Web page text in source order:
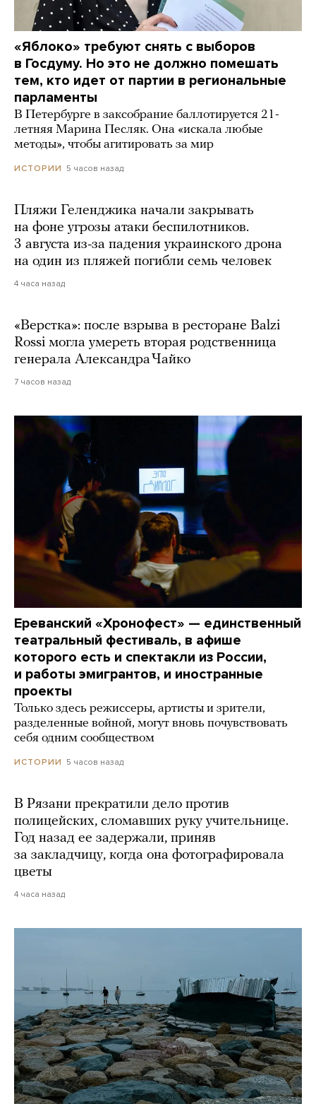
«Яблоко» требуют снять с выборов
в Госдуму. Но это не должно помешать
тем, кто идет от партии в региональные
парламенты
В Петербурге в заксобрание баллотируется 21-
летняя Марина Песляк. Она «искала любые
методы», чтобы агитировать за мир
ИСТОРИИ 5 часов назад
Пляжи Геленджика начали закрывать
на фоне угрозы атаки беспилотников.
3 августа из-за падения украинского дрона
на один из пляжей погибли семь человек
4 часа назад
«Верстка»: после взрыва в ресторане Balzi
Rossi могла умереть вторая родственница
генерала Александра Чайко
7 часов назад
Ереванский «Хронофест» — единственный
театральный фестиваль, в афише
которого есть и спектакли из России,
и работы эмигрантов, и иностранные
проекты
Только здесь режиссеры, артисты и зрители,
разделенные войной, могут вновь почувствовать
себя одним сообществом
ИСТОРИИ 5 часов назад
В Рязани прекратили дело против
полицейских, сломавших руку учительнице.
Год назад ее задержали, приняв
за закладчицу, когда она фотографировала
цветы
4 часа назад